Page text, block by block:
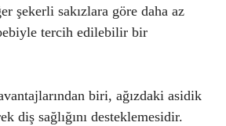
şekerli sakızlara göre daha az
tercih edilebilir bir
biri, ağızdaki asidik
diş sağlığını desteklemesidir.